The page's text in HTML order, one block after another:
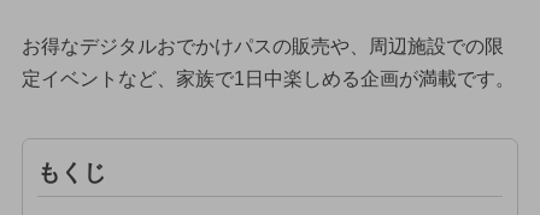
お得なデジタルおでかけパスの販売や、周辺施設での限
定イベントなど、家族で1日中楽しめる企画が満載です。
もくじ